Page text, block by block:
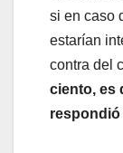
si en caso
estarían
contra del
ciento, es
respondió